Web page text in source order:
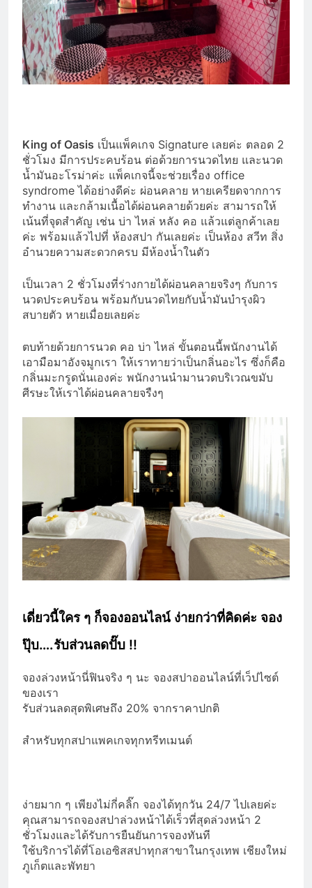
King of Oasis เป็นแพ็คเกจ Signature เลยค่ะ ตลอด 2
ชั่วโมง มีการประคบร้อน ต่อด้วยการนวดไทย และนวด
น้ำมันอะโรม่าค่ะ แพ็คเกจนี้จะช่วยเรื่อง office
syndrome ได้อย่างดีค่ะ ผ่อนคลาย หายเครียดจากการ
ทำงาน และกล้ามเนื้อได้ผ่อนคลายด้วยค่ะ สามารถให้
เน้นที่จุดสำคัญ เช่น บ่า ไหล่ หลัง คอ แล้วแต่ลูกค้าเลย
ค่ะ พร้อมแล้วไปที่ ห้องสปา กันเลยค่ะ เป็นห้อง สวีท สิ่ง
อำนวยความสะดวกครบ มีห้องน้ำในตัว
เป็นเวลา 2 ชั่วโมงที่ร่างกายได้ผ่อนคลายจริงๆ กับการ
นวดประคบร้อน พร้อมกับนวดไทยกับน้ำมันบำรุงผิว
สบายตัว หายเมื่อยเลยค่ะ
ตบท้ายด้วยการนวด คอ บ่า ไหล่ ขั้นตอนนี้พนักงานได้
เอามือมาอังจมูกเรา ให้เราทายว่าเป็นกลิ่นอะไร ซึ่งก็คือ
กลิ่นมะกรูดนั่นเองค่ะ พนักงานนำมานวดบริเวณขมับ
ศีรษะให้เราได้ผ่อนคลายจรืงๆ
เดี่ยวนี้ใคร ๆ ก็จองออนไลน์ ง่ายกว่าที่คิดค่ะ จอง
ปุ๊บ….รับส่วนลดปั๊บ !!
จองล่วงหน้านี่ฟินจริง ๆ นะ จองสปาออนไลน์ที่เว็ปไซต์
ของเรา
รับส่วนลดสุดพิเศษถึง 20% จากราคาปกติ
สำหรับทุกสปาแพคเกจทุกทรีทเมนต์
ง่ายมาก ๆ เพียงไม่กี่คลิ๊ก จองได้ทุกวัน 24/7 ไปเลยค่ะ
คุณสามารถจองสปาล่วงหน้าได้เร็วที่สุดล่วงหน้า 2
ชั่วโมงและได้รับการยืนยันการจองทันที
ใช้บริการได้ที่โอเอซิสสปาทุกสาขาในกรุงเทพ เชียงใหม่
ภูเก็ตและพัทยา